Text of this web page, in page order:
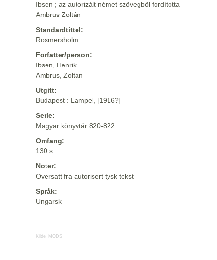
Ibsen ; az autorizált német szövegböl fordította
Ambrus Zoltán
Standardtittel:
Rosmersholm
Forfatter/person:
Ibsen, Henrik
Ambrus, Zoltán
Utgitt:
Budapest : Lampel, [1916?]
Serie:
Magyar könyvtár 820-822
Omfang:
130 s.
Noter:
Oversatt fra autorisert tysk tekst
Språk:
Ungarsk
Kilde: MODS